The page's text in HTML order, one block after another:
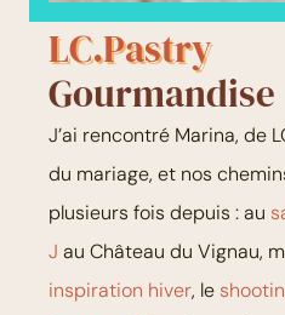
LC.Pastry
Gourmandise
J’ai rencontré Marina, de
du mariage, et nos
plusieurs fois depuis : au
J au Château du Vignau,
inspiration hiver, le